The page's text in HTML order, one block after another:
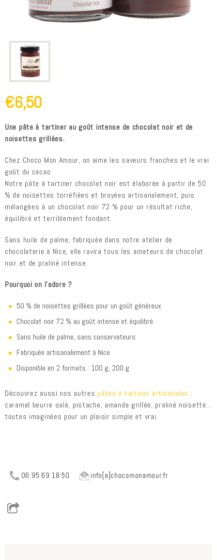
€6,50
Une pâte à tartiner au goût intense de chocolat noir et de
noisettes grillées.
Chez Choco Mon Amour, on aime les saveurs franches et le vrai
goût du cacao.
Notre pâte à tartiner chocolat noir est élaborée à partir de 50
% de noisettes torréfiées et broyées artisanalement, puis
mélangées à un chocolat noir 72 % pour un résultat riche,
équilibré et terriblement fondant.
Sans huile de palme, fabriquée dans notre atelier de
chocolaterie à Nice, elle ravira tous les amateurs de chocolat
noir et de praliné intense.
Pourquoi on l’adore ?
50 % de noisettes grillées pour un goût généreux
Chocolat noir 72 % au goût intense et équilibré
Sans huile de palme, sans conservateurs
Fabriquée artisanalement à Nice
Disponible en 2 formats : 100 g, 200 g
Découvrez aussi nos autres pâtes à tartiner artisanales :
caramel beurre salé, pistache, amande grillée, praliné noisette…
toutes imaginées pour un plaisir simple et vrai.
06 95 69 18 50 info[a]chocomonamour.fr